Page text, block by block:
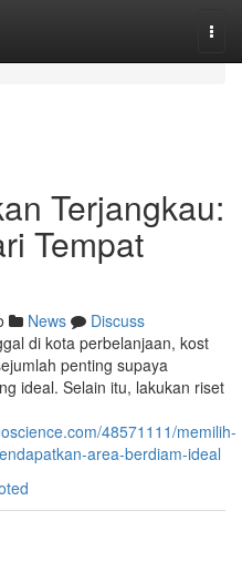
Terjangkau:
Tempat
News
Discuss
di kota perbelanjaan, kost
penting supaya
ideal. Selain itu, lakukan riset
48571111/memilih-
area-berdiam-ideal